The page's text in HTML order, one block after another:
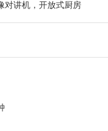
对讲机，开放式厨房